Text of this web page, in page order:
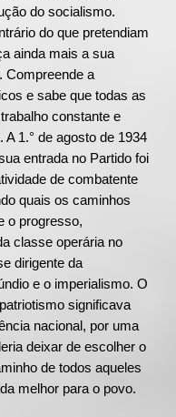
do socialismo.
do que pretendiam
ainda mais a sua
Compreende a
e sabe que todas as
constante e
1.° de agosto de 1934
entrada no Partido foi
de combatente
quais os caminhos
o progresso,
classe operária no
dirigente da
e o imperialismo. O
significava
nacional, por uma
deixar de escolher o
de todos aqueles
melhor para o povo.